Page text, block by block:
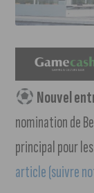
Nouvel
nomination de
principal pour
article (suivre